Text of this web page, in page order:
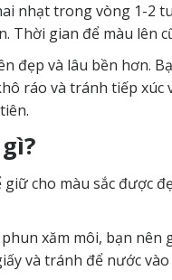
nhạt trong vòng 1-2
gian để màu lên
đẹp và lâu bền hơn.
ráo và tránh tiếp xúc
cho màu sắc được
xăm môi, bạn nên
và tránh để nước